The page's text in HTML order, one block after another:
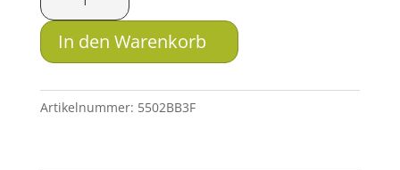
Wärmebildfernglas
Merger
XQ35
Menge
In den Warenkorb
Artikelnummer: 5502BB3F